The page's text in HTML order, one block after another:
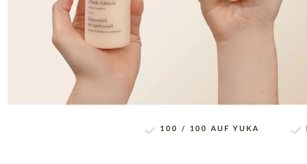
100 / 100 AUF YUKA